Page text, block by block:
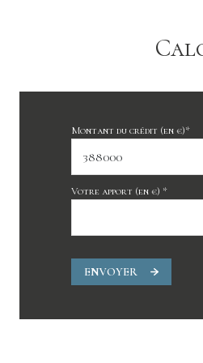
Montant du crédit (en €)*
Votre apport (en €) *
ENVOYER